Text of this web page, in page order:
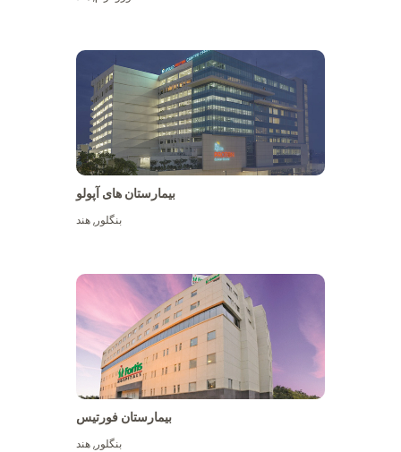
بیمارستان های آپولو
بنگلور,هند
بیمارستان فورتیس
بنگلور,هند